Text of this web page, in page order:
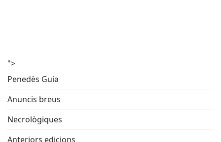
">
Penedès Guia
Anuncis breus
Necrològiques
Anteriors edicions